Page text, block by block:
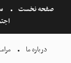
صفحه نخست
درباره ما